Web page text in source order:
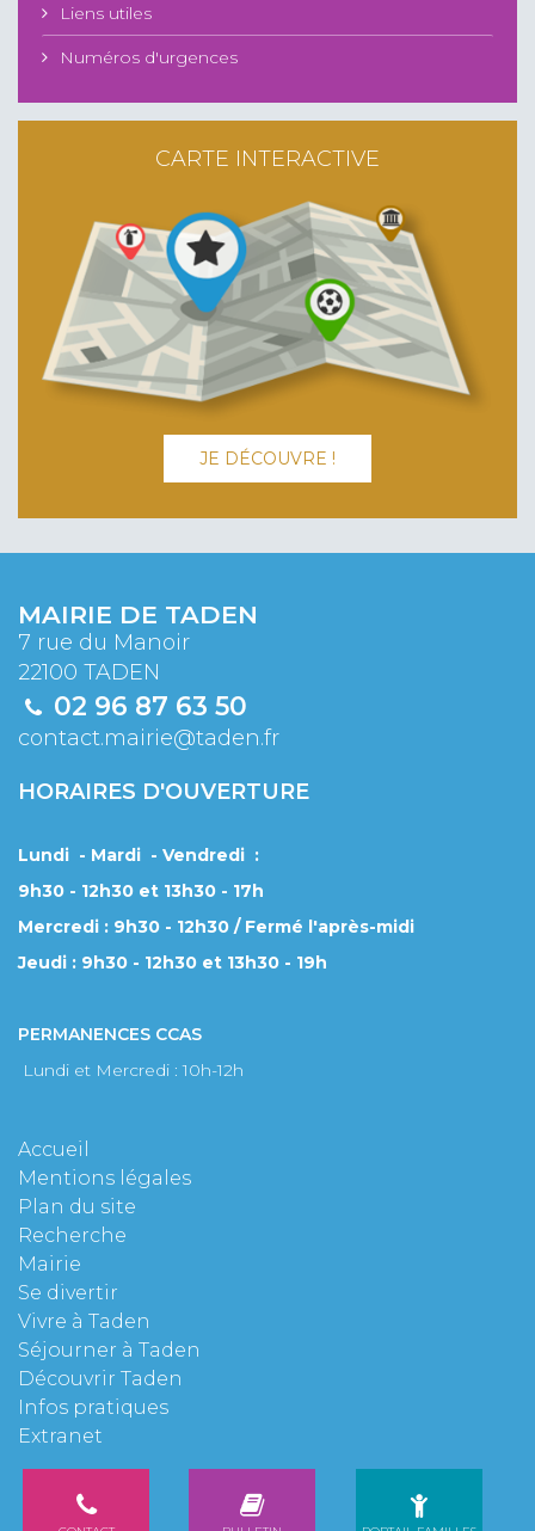
Liens utiles
Numéros d'urgences
CARTE INTERACTIVE
JE DÉCOUVRE !
MAIRIE DE TADEN
7 rue du Manoir
22100 TADEN
02 96 87 63 50
contact.mairie@taden.fr
HORAIRES D'OUVERTURE
Lundi - Mardi - Vendredi :
9h30 - 12h30 et 13h30 - 17h
Mercredi : 9h30 - 12h30 / Fermé l'après-midi
Jeudi : 9h30 - 12h30 et 13h30 - 19h
PERMANENCES CCAS
Lundi et Mercredi : 10h-12h
Accueil
Mentions légales
Plan du site
Recherche
Mairie
Se divertir
Vivre à Taden
Séjourner à Taden
Découvrir Taden
Infos pratiques
Extranet